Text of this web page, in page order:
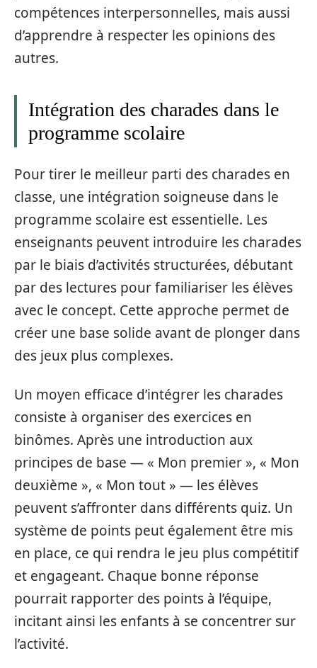
compétences interpersonnelles, mais aussi
d’apprendre à respecter les opinions des
autres.
Intégration des charades dans le
programme scolaire
Pour tirer le meilleur parti des charades en
classe, une intégration soigneuse dans le
programme scolaire est essentielle. Les
enseignants peuvent introduire les charades
par le biais d’activités structurées, débutant
par des lectures pour familiariser les élèves
avec le concept. Cette approche permet de
créer une base solide avant de plonger dans
des jeux plus complexes.
Un moyen efficace d’intégrer les charades
consiste à organiser des exercices en
binômes. Après une introduction aux
principes de base — « Mon premier », « Mon
deuxième », « Mon tout » — les élèves
peuvent s’affronter dans différents quiz. Un
système de points peut également être mis
en place, ce qui rendra le jeu plus compétitif
et engageant. Chaque bonne réponse
pourrait rapporter des points à l’équipe,
incitant ainsi les enfants à se concentrer sur
l’activité.